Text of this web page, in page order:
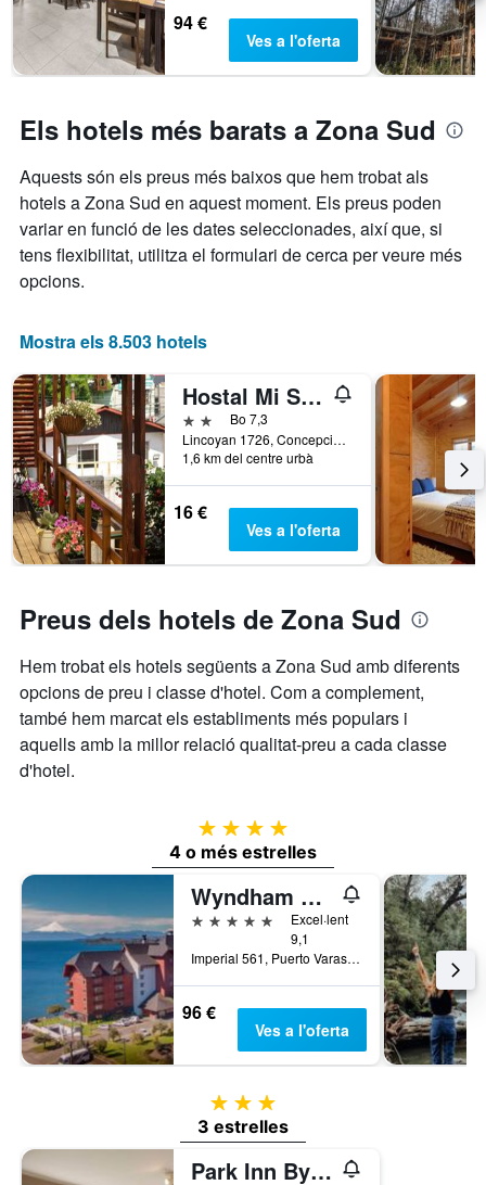
94 €
Ves a l'oferta
Els hotels més barats a Zona Sud
Aquests són els preus més baixos que hem trobat als
hotels a Zona Sud en aquest moment. Els preus poden
variar en funció de les dates seleccionades, així que, si
tens flexibilitat, utilitza el formulari de cerca per veure més
opcions.
Mostra els 8.503 hotels
Hostal Mi Segundo Hogar
2 estrelles
Bo 7,3
Lincoyan 1726, Concepción, Xile
1,6 km del centre urbà
16 €
Ves a l'oferta
Preus dels hotels de Zona Sud
Hem trobat els hotels següents a Zona Sud amb diferents
opcions de preu i classe d'hotel. Com a complement,
també hem marcat els establiments més populars i
aquells amb la millor relació qualitat-preu a cada classe
d'hotel.
4 estrelles
4 o més estrelles
Wyndham Puerto Varas Pettra
5 estrelles
Excel·lent
9,1
Imperial 561, Puerto Varas, Xile
96 €
Ves a l'oferta
3 estrelles
3 estrelles
Park Inn By Radisson, Puerto Varas